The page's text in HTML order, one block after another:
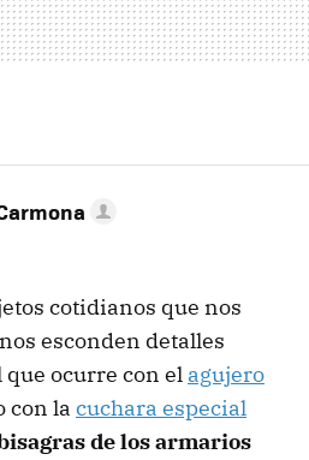
cotidianos que nos
esconden detalles
ocurre con el agujero
con la cuchara especial
de los armarios